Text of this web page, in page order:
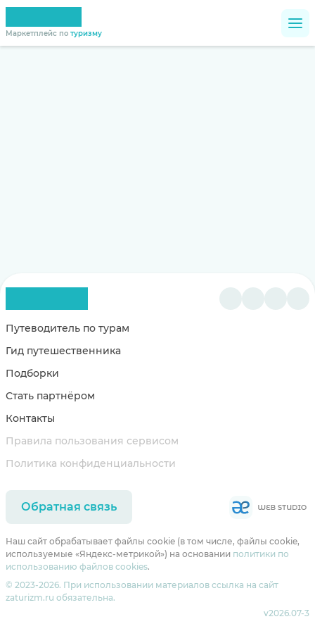
Маркетплейс по туризму
Путеводитель по турам
Гид путешественника
Подборки
Стать партнёром
Контакты
Правила пользования сервисом
Политика конфиденциальности
Обратная связь
Наш сайт обрабатывает файлы cookie (в том числе, файлы cookie,
используемые «Яндекс-метрикой») на основании политики по
использованию файлов cookies.
© 2023-2026. При использовании материалов ссылка на сайт
zaturizm.ru обязательна.
v2026.07-3